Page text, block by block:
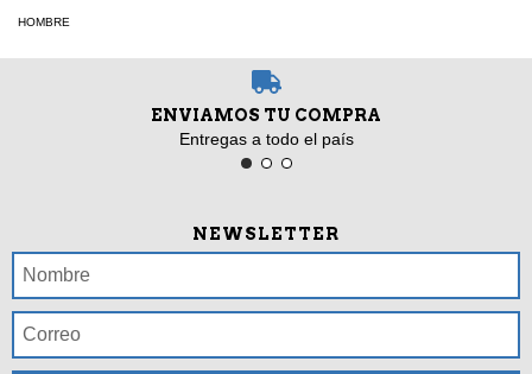
HOMBRE
ENVIAMOS TU COMPRA
Entregas a todo el país
NEWSLETTER